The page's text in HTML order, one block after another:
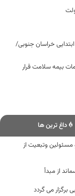
خراسان جنوبی/
بیمه سلامت قرار
داغ ترین ها
مسئولین وتبعیت از
از مبدأ
می گردد